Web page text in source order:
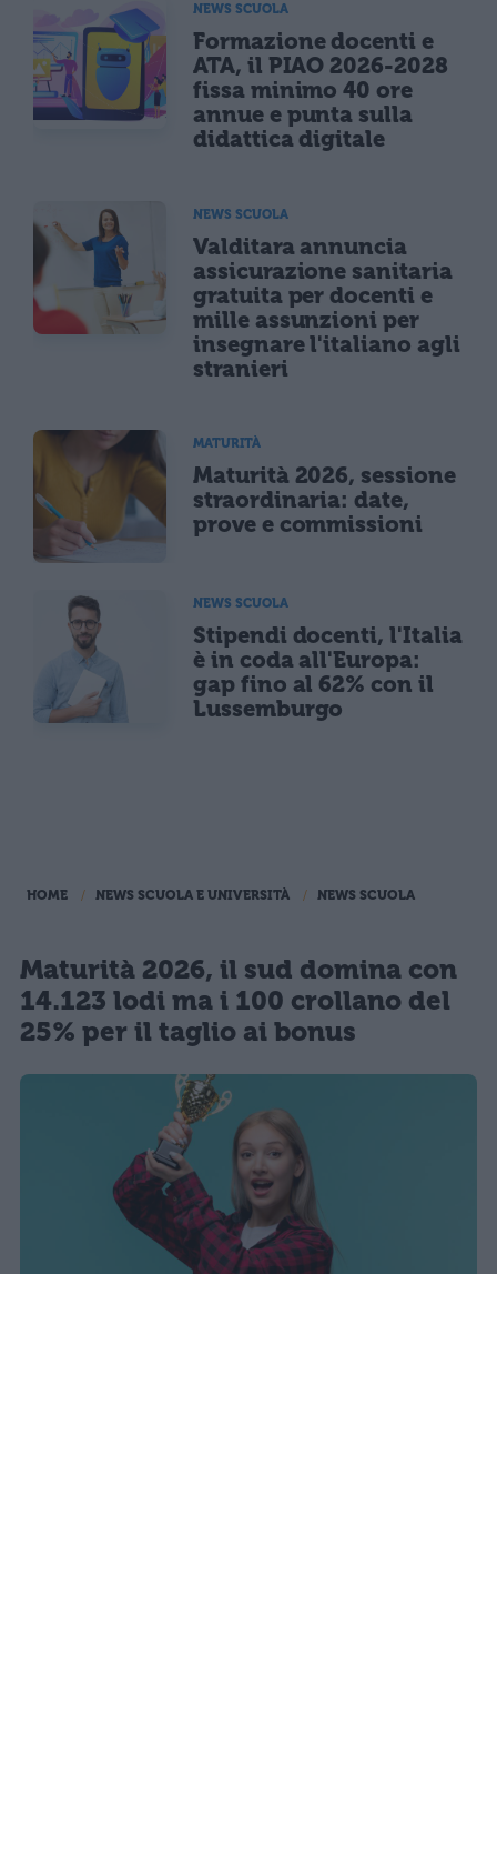
NEWS SCUOLA
Formazione docenti e
ATA, il PIAO 2026-2028
fissa minimo 40 ore
annue e punta sulla
didattica digitale
NEWS SCUOLA
Valditara annuncia
assicurazione sanitaria
gratuita per docenti e
mille assunzioni per
insegnare l'italiano agli
stranieri
MATURITÀ
Maturità 2026, sessione
straordinaria: date,
prove e commissioni
NEWS SCUOLA
Stipendi docenti, l'Italia
è in coda all'Europa:
gap fino al 62% con il
Lussemburgo
HOME NEWS SCUOLA E UNIVERSITÀ NEWS SCUOLA
Maturità 2026, il sud domina con
14.123 lodi ma i 100 crollano del
25% per il taglio ai bonus